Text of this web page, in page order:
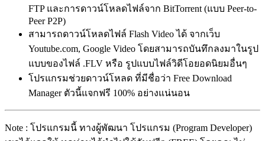
FTP และการดาวน์โหลดไฟล์จาก BitTorrent (แบบ Peer-to-
Peer P2P)
สามารถดาวน์โหลดไฟล์ Flash Video ได้ จากเว็บ
Youtube.com, Google Video โดยสามารถบันทึกลงมาในรูป
แบบของไฟล์ .FLV หรือ รูปแบบไฟล์วิดีโอยอดนิยมอื่นๆ
โปรแกรมช่วยดาวน์โหลด ที่มีชื่อว่า Free Download
Manager ตัวนี้แจกฟรี 100% อย่างแน่นอน
Note : โปรแกรมนี้ ทางผู้พัฒนา โปรแกรม (Program Developer)